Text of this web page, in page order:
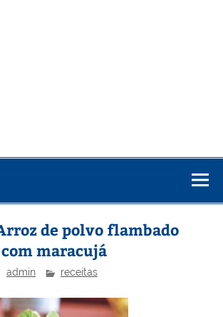
de polvo flambado
maracujá
admin receitas